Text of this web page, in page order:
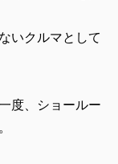
いクルマとして
度、ショールー